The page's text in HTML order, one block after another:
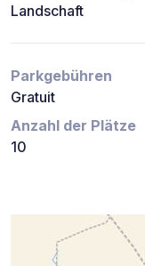
Landschaft
Parkgebühren
Gratuit
Anzahl der Plätze
10